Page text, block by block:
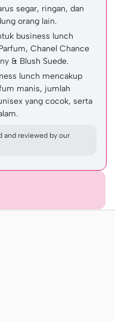
segar, ringan, dan
orang lain.
business lunch
Chanel Chance
& Blush Suede.
lunch mencakup
manis, jumlah
yang cocok, serta
and reviewed by our